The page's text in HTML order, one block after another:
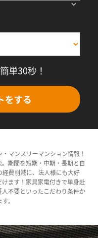
単30秒！
をする
マンスリーマンション情報！
期間を短期・中期・長期と自
費削減に、法人様にも大好
ます！家具家電付きで単身赴
不要といったこだわり条件か
。